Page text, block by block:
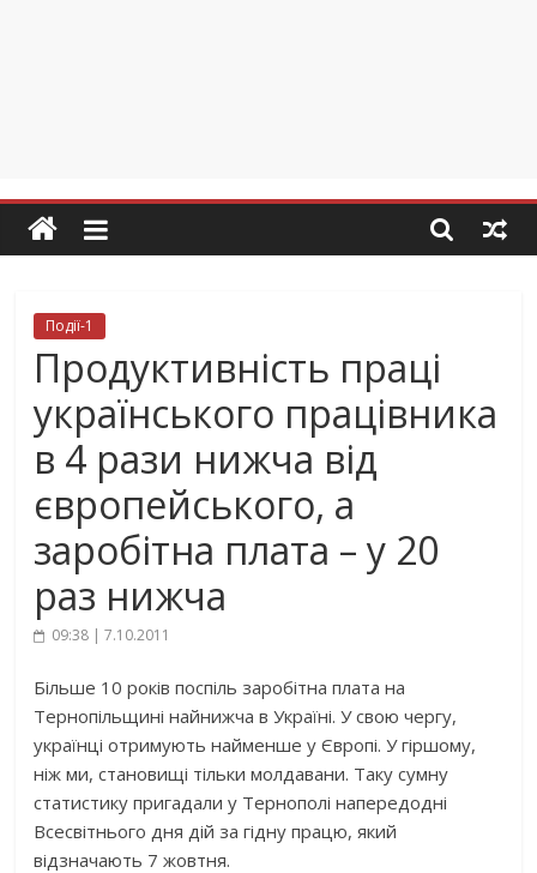
Події-1
Продуктивність праці
українського працівника
в 4 рази нижча від
європейського, а
заробітна плата – у 20
раз нижча
09:38 | 7.10.2011
Більше 10 років поспіль заробітна плата на
Тернопільщині найнижча в Україні. У свою чергу,
українці отримують найменше у Європі. У гіршому,
ніж ми, становищі тільки молдавани. Таку сумну
статистику пригадали у Тернополі напередодні
Всесвітнього дня дій за гідну працю, який
відзначають 7 жовтня.